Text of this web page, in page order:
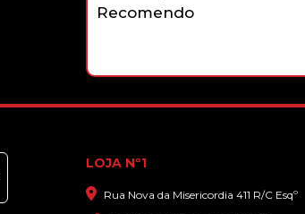
Recomendo
LOJA Nº1
Rua Nova da Misericordia 411 R/C Esqº